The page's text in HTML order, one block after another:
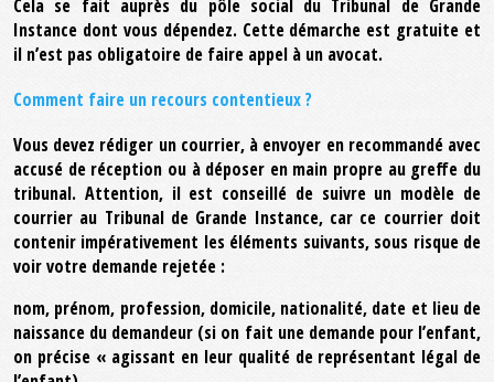
Cela se fait auprès du pôle social du Tribunal de Grande
Instance dont vous dépendez. Cette démarche est gratuite et
il n’est pas obligatoire de faire appel à un avocat.
Comment faire un recours contentieux ?
Vous devez rédiger un courrier, à envoyer en recommandé avec
accusé de réception ou à déposer en main propre au greffe du
tribunal. Attention, il est conseillé de suivre un modèle de
courrier au Tribunal de Grande Instance, car ce courrier doit
contenir impérativement les éléments suivants, sous risque de
voir votre demande rejetée :
nom, prénom, profession, domicile, nationalité, date et lieu de
naissance du demandeur (si on fait une demande pour l’enfant,
on précise « agissant en leur qualité de représentant légal de